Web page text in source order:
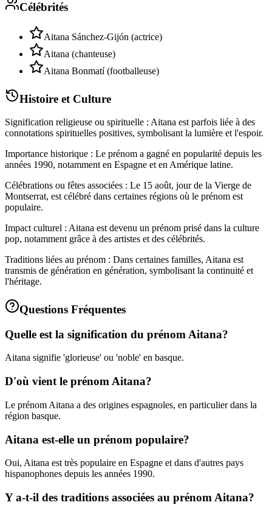
Célébrités
Aitana Sánchez-Gijón (actrice)
Aitana (chanteuse)
Aitana Bonmatí (footballeuse)
Histoire et Culture
Signification religieuse ou spirituelle : Aitana est parfois liée à des
connotations spirituelles positives, symbolisant la lumière et l'espoir.
Importance historique : Le prénom a gagné en popularité depuis les
années 1990, notamment en Espagne et en Amérique latine.
Célébrations ou fêtes associées : Le 15 août, jour de la Vierge de
Montserrat, est célébré dans certaines régions où le prénom est
populaire.
Impact culturel : Aitana est devenu un prénom prisé dans la culture
pop, notamment grâce à des artistes et des célébrités.
Traditions liées au prénom : Dans certaines familles, Aitana est
transmis de génération en génération, symbolisant la continuité et
l'héritage.
Questions Fréquentes
Quelle est la signification du prénom Aitana?
Aitana signifie 'glorieuse' ou 'noble' en basque.
D'où vient le prénom Aitana?
Le prénom Aitana a des origines espagnoles, en particulier dans la
région basque.
Aitana est-elle un prénom populaire?
Oui, Aitana est très populaire en Espagne et dans d'autres pays
hispanophones depuis les années 1990.
Y a-t-il des traditions associées au prénom Aitana?